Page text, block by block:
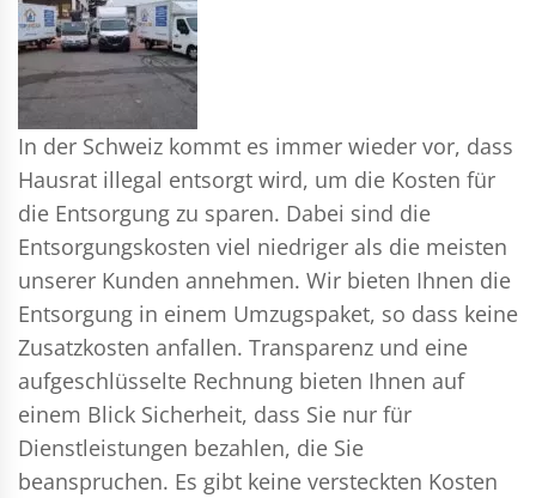
In der Schweiz kommt es immer wieder vor, dass
Hausrat illegal entsorgt wird, um die Kosten für
die Entsorgung zu sparen. Dabei sind die
Entsorgungskosten viel niedriger als die meisten
unserer Kunden annehmen. Wir bieten Ihnen die
Entsorgung in einem Umzugspaket, so dass keine
Zusatzkosten anfallen. Transparenz und eine
aufgeschlüsselte Rechnung bieten Ihnen auf
einem Blick Sicherheit, dass Sie nur für
Dienstleistungen bezahlen, die Sie
beanspruchen. Es gibt keine versteckten Kosten